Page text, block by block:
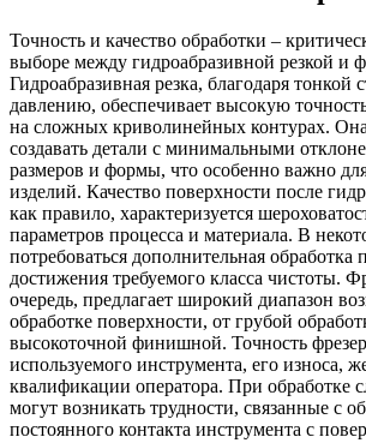
Точность и качество обработки –
выборе между гидроабразивной резкой и
Гидроабразивная резка, благодаря тонкой
давлению, обеспечивает высокую
на сложных криволинейных контурах.
создавать детали с минимальными
размеров и формы, что особенно важно
изделий. Качество поверхности после
как правило, характеризуется
параметров процесса и материала. В
потребоваться дополнительная обработка
достижения требуемого класса чистоты.
очередь, предлагает широкий диапазон
обработке поверхности, от грубой
высокоточной финишной. Точность
используемого инструмента, его износа,
квалификации оператора. При обработке
могут возникать трудности, связанные с
постоянного контакта инструмента с